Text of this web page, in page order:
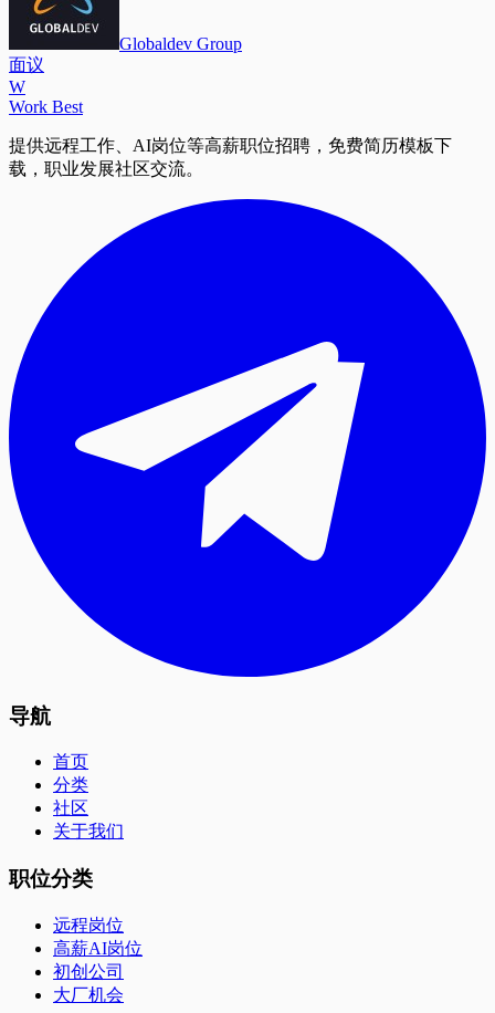
Globaldev Group
面议
W
Work Best
提供远程工作、AI岗位等高薪职位招聘，免费简历模板下
载，职业发展社区交流。
导航
首页
分类
社区
关于我们
职位分类
远程岗位
高薪AI岗位
初创公司
大厂机会